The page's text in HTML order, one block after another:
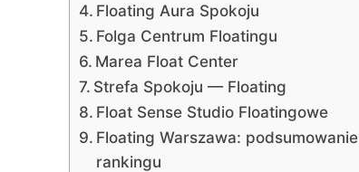
Floating Aura Spokoju
Folga Centrum Floatingu
Marea Float Center
Strefa Spokoju — Floating
Float Sense Studio Floatingowe
Floating Warszawa: podsumowanie
rankingu